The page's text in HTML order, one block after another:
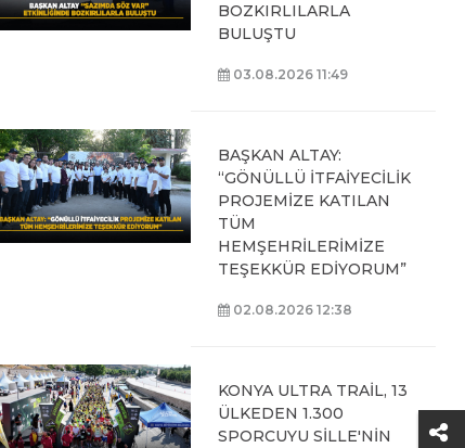
BOZKIRLILARLA
BULUŞTU
03.08.2026 11:49
BAŞKAN ALTAY:
“GÖNÜLLÜ İTFAİYECİLİK
PROJEMİZE KATILAN
TÜM
HEMŞEHRİLERİMİZE
TEŞEKKÜR EDİYORUM”
02.08.2026 12:38
KONYA ULTRA TRAİL, 13
ÜLKEDEN 1.300
SPORCUYU SİLLE'NİN